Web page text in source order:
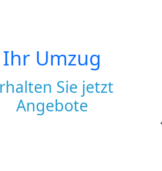
Ihr Umzug
Sie jetzt
Angebote